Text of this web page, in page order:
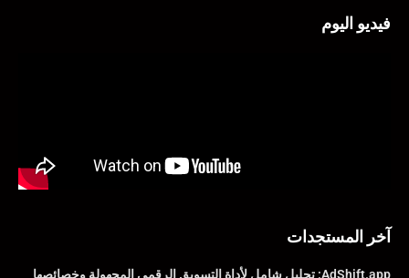
فيديو اليوم
آخر المستجدات
AdShift.app: تحليل شامل لأداة التسويق الرقمي المجهولة وخصائصها